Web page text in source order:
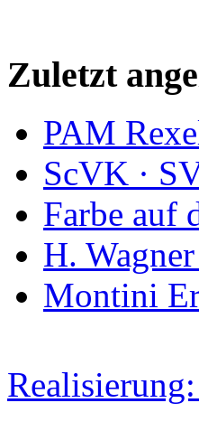
Zuletzt
PAM
ScVK ·
Farbe auf
H.
Montini